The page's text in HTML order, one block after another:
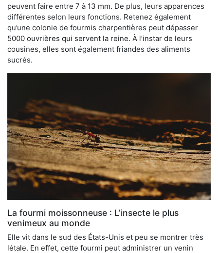
peuvent faire entre 7 à 13 mm. De plus, leurs apparences
différentes selon leurs fonctions. Retenez également
qu’une colonie de fourmis charpentières peut dépasser
5000 ouvrières qui servent la reine. À l’instar de leurs
cousines, elles sont également friandes des aliments
sucrés.
La fourmi moissonneuse : L’insecte le plus
venimeux au monde
Elle vit dans le sud des États-Unis et peu se montrer très
létale. En effet, cette fourmi peut administrer un venin